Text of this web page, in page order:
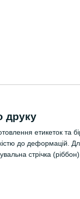
друку
етикеток та
до деформацій.
стрічка (ріббон).